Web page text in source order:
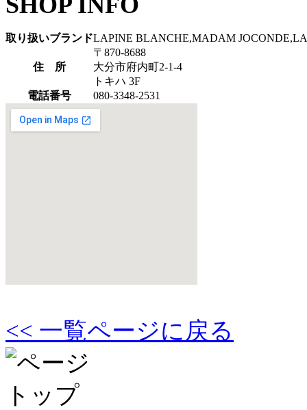
取り扱いブランドLAPINE BLANCHE,MADAM
住 所
〒870-8688
大分市府内町2-1-4
トキハ 3F
電話番号
080-3348-2531
<< 一覧ページに戻る